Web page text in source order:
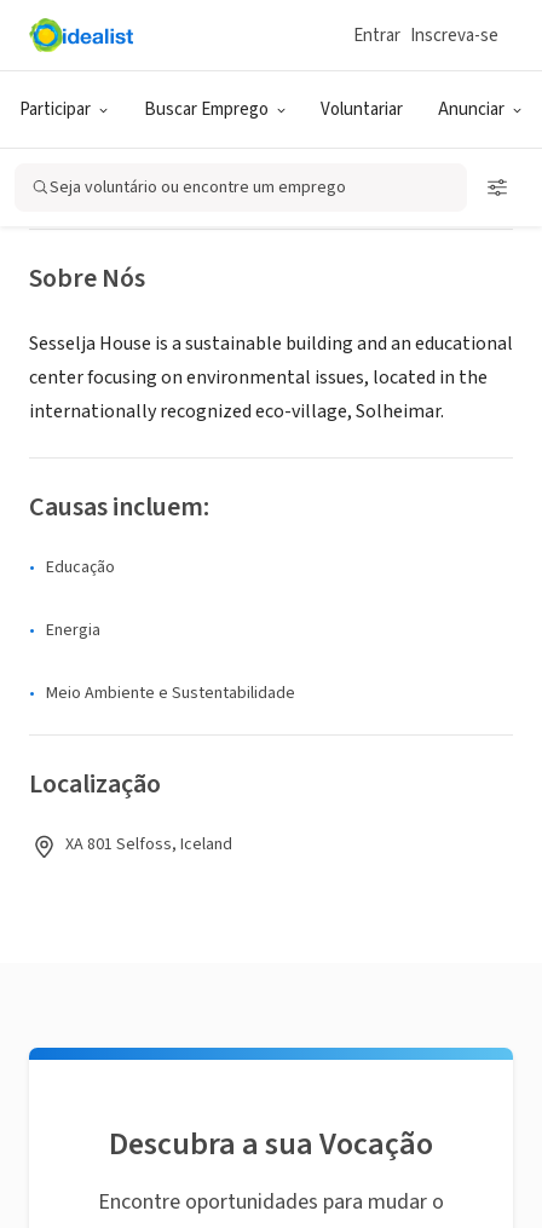
Participar Buscar Emprego Voluntariar Anunciar
Entrar Inscreva-se
Seja voluntário ou encontre um emprego
ONG (SETOR SOCIAL)
Sesselja House Center for
Sustainable Development
XA, Islândia|www.sesseljuhus.is/english/
Sobre Nós
Sesselja House is a sustainable building and an educational
center focusing on environmental issues, located in the
internationally recognized eco-village, Solheimar.
Causas incluem:
Educação
Energia
Meio Ambiente e Sustentabilidade
Localização
XA 801 Selfoss, Iceland
Descubra a sua Vocação
Encontre oportunidades para mudar o